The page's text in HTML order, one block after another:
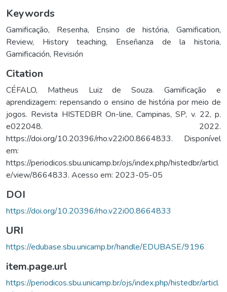
Keywords
Gamificação, Resenha, Ensino de história,Gamification,
Review, History teaching, Enseñanza de la historia,
Gamificación, Revisión
Citation
CÉFALO, Matheus Luiz de Souza. Gamificação e
aprendizagem: repensando o ensino de história por meio de
jogos. Revista HISTEDBR On-line, Campinas, SP, v. 22, p.
e022048. 2022.
https://doi.org/10.20396/rho.v22i00.8664833. Disponível
em:
https://periodicos.sbu.unicamp.br/ojs/index.php/histedbr/articl
e/view/8664833. Acesso em: 2023-05-05
DOI
https://doi.org/10.20396/rho.v22i00.8664833
URI
https://edubase.sbu.unicamp.br/handle/EDUBASE/9196
item.page.url
https://periodicos.sbu.unicamp.br/ojs/index.php/histedbr/articl